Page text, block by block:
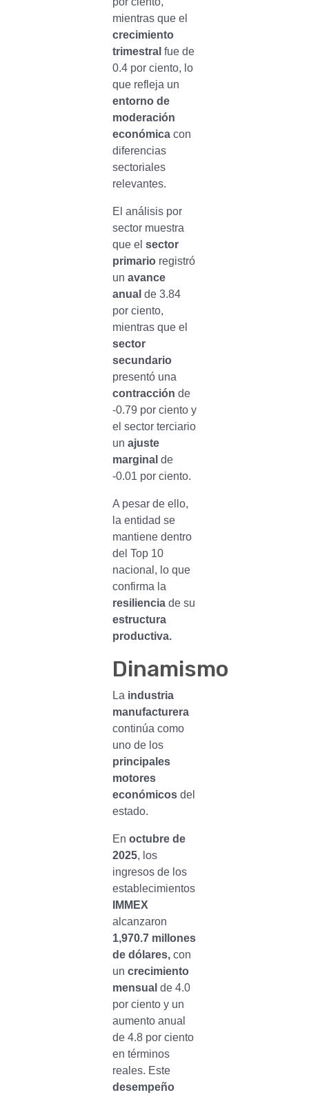
mientras que el
crecimiento
trimestral fue de
0.4 por ciento, lo
que refleja un
entorno de
moderación
económica con
diferencias
sectoriales
relevantes.
El análisis por
sector muestra
que el sector
primarioregistró
un avance
anual de 3.84
por ciento,
mientras que el
sector
secundario
presentó una
contracción de
-0.79 por ciento y
el sector terciario
un ajuste
marginal de
-0.01 por ciento.
A pesar de ello,
la entidad se
mantiene dentro
del Top 10
nacional, lo que
confirma la
resilienciade su
estructura
productiva.
Dinamismo
La industria
manufacturera
continúa como
uno de los
principales
motores
económicos del
estado.
En octubre de
2025, los
ingresos de los
establecimientos
IMMEX
alcanzaron
1,970.7 millones
de dólares,con
un crecimiento
mensual de 4.0
por ciento y un
aumento anual
de 4.8 por ciento
en términos
reales. Este
desempeño